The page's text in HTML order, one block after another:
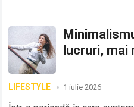
lucruri,
LIFESTYLE 1 iulie 2026